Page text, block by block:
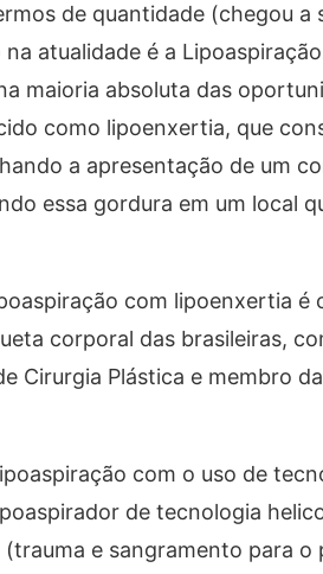
de quantidade (chegou
atualidade é a
maioria absoluta das
como lipoenxertia, que
a apresentação de um
essa gordura em um local
com lipoenxertia
corporal das brasileiras,
Cirurgia Plástica e membro
com o uso de
de tecnologia
e sangramento para